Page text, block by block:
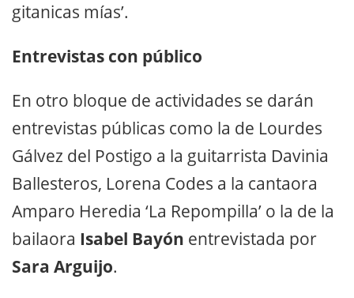
gitanicas mías’.
Entrevistas con público
En otro bloque de actividades se darán
entrevistas públicas como la de Lourdes
Gálvez del Postigo a la guitarrista Davinia
Ballesteros, Lorena Codes a la cantaora
Amparo Heredia ‘La Repompilla’ o la de la
bailaora Isabel Bayón entrevistada por
Sara Arguijo.